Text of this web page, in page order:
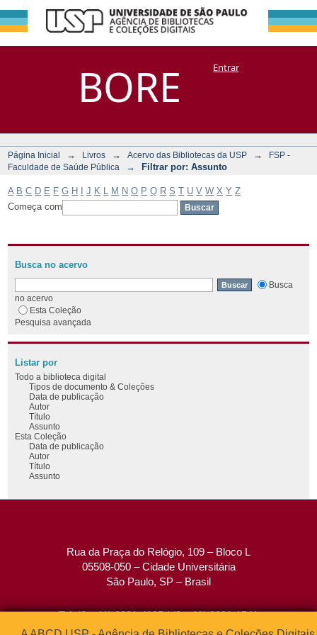
BORE
Filtrar por:
Assunto
DSpace/Manakin + CoriscoEntrar
Página Inicial → Livros → Acervo das Bibliotecas da USP →
FSP -
Faculdade de Saúde Pública
→ Filtrar por: Assunto
A B C D E F G H J K M N O P Q R S T U V W X Y Z
Começa com
Busca no acervo
Busca
no acervo
Esta Coleção
Pesquisa avançada
Listar por
Todo a biblioteca digital
Tipos de documento & Coleções
Data de publicação
Autor
Título
Assunto
Esta Coleção
Data de publicação
Autor
Título
Assunto
Rua da Praça do Relógio, 109 – Bloco L
05508-050 – Cidade Universitária
São Paulo, SP – Brasil
Tel: (0xx11) 3091-4195 / (0xx11) 3091-1541
Fax: (0xx11) 3091-1567